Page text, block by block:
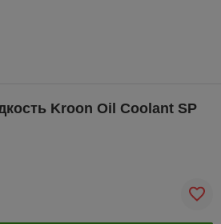
Kroon Oil Coolant SP